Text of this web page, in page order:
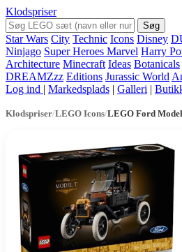
Klodspriser
Søg
Star Wars City Technic Icons Disney
Ninjago Super Heroes Marvel Harry
Architecture Minecraft Ideas Botanicals
DREAMZzz Editions Jurassic World
Log ind | Markedsplads | Galleri |
Klodspriser/LEGO Icons/LEGO Ford